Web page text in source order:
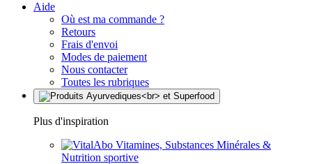
Aide
Où est ma commande ?
Retours
Frais d'envoi
Modes de paiement
Nous contacter
Toutes les rubriques
Plus d'inspiration
Vitamines, Substances Minérales &
Nutrition sportive